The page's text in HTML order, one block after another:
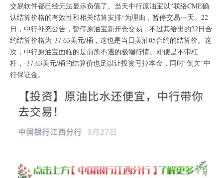
交易软件都已经无法显示负值了。当天中行原油宝以“联络CME确
认结算价格的有效性和相关结算安排“为理由，暂停交易一天。22
日，中行补充公告，暂停原油宝新开仓交易，不过其给出的22日合
约结算价格为-37.63美元/桶，这也是当日美油05合约的结算价。这
次，中行原油宝面临的是前所不遇的极端行情。即便是不带杠
杆，-37.63美元/桶的结算价也足以让投资亏掉本金，同时“倒欠“中
行保证金。